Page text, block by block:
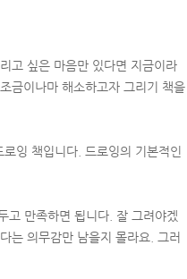
고 싶은 마음만 있다면 지금이라
금이나마 해소하고자 그리기 책을
잉 책입니다. 드로잉의 기본적인
고 만족하면 됩니다. 잘 그려야겠
는 의무감만 남을지 몰라요. 그러